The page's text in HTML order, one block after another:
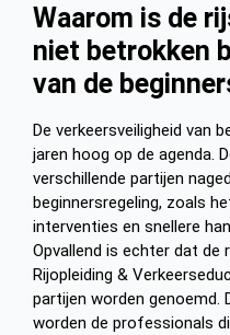
Waarom is de
niet betrokken
van de
De verkeersveiligheid van
jaren hoog op de agenda.
verschillende partijen
beginnersregeling, zoals
interventies en snellere
Opvallend is echter dat de
Rijopleiding &
partijen worden genoemd.
worden de professionals